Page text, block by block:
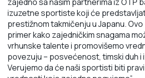
izuzetne sportiste koji će
prestižnomtakmičenju u Japanu.
primer kako zajedničkim snagama
vrhunske talente i promovišemo
povezuju – posvećenost, timski duh i
Verujemo da će naši sportisti biti